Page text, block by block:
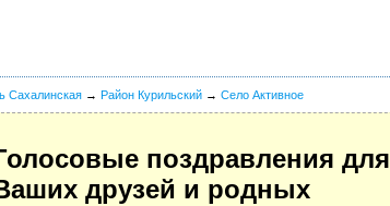
Сахалинская → Район Курильский → Село Активное
поздравления для
друзей и родных